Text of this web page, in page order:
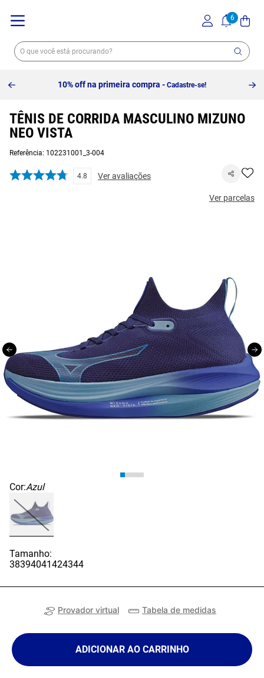
10% off na primeira compra - Cadastre-se!
TÊNIS DE CORRIDA MASCULINO MIZUNO
NEO VISTA
Referência: 102231001_3-004
4.8 Ver avaliações
Ver parcelas
Cor:Azul
Tamanho:
38394041424344
Provador virtual Tabela de medidas
ADICIONAR AO CARRINHO